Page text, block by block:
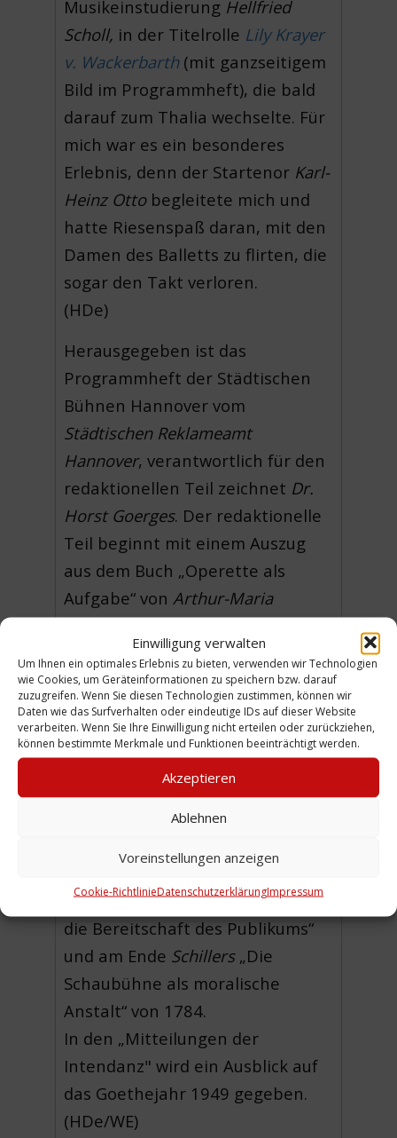
Einwilligung verwalten
Um Ihnen ein optimales Erlebnis zu bieten, verwenden wir Technologien
wie Cookies, um Geräteinformationen zu speichern bzw. darauf
zuzugreifen. Wenn Sie diesen Technologien zustimmen, können wir
Daten wie das Surfverhalten oder eindeutige IDs auf dieser Website
verarbeiten. Wenn Sie Ihre Einwilligung nicht erteilen oder zurückziehen,
können bestimmte Merkmale und Funktionen beeinträchtigt werden.
Akzeptieren
Ablehnen
Voreinstellungen anzeigen
Cookie-RichtlinieDatenschutzerklärungImpressum
Musikeinstudierung Hellfried
Scholl, in der Titelrolle Lily Krayer
v. Wackerbarth(mit ganzseitigem
Bild im Programmheft), die bald
darauf zum Thalia wechselte. Für
mich war es ein besonderes
Erlebnis, denn der Startenor Karl-
Heinz Ottobegleitete mich und
hatte Riesenspaß daran, mit den
Damen des Balletts zu flirten, die
sogar den Takt verloren.
(HDe)
Herausgegeben ist das
Programmheft der Städtischen
Bühnen Hannover vom
Städtischen Reklameamt
Hannover, verantwortlich für den
redaktionellen Teil zeichnet Dr.
Horst Goerges. Der redaktionelle
Teil beginnt mit einem Auszug
aus dem Buch „Operette als
Aufgabe“ vonArthur-Maria
Rabenalt(Die Operette lebt /
Spiegel der Zeit /
Gesellschaftliche Ereignis) und
befasst sich mit der Frage, ob die
Operette noch zeitgemäß sei. Es
folgen das Gedicht „Die Macht
der Bühne“ vonEugen Roth
Inhaltsangabe der Operette
„Besinnliches über Frauen und
Liebe“, ein Text vonGoethe„Über
die Bereitschaft des Publikums“
und am Ende Schillers„Die
Schaubühne als moralische
Anstalt“ von 1784.
In den „Mitteilungen der
Intendanz" wird ein Ausblick auf
das Goethejahr 1949 gegeben.
(HDe/WE)